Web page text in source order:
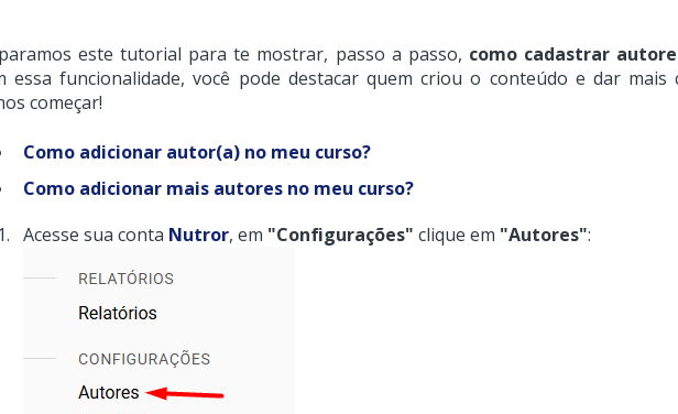
este tutorial para te mostrar, passo a passo, como cadastrar
essa funcionalidade, você pode destacar quem criou o conteúdo e dar mais
começar!
Como adicionar autor(a) no meu curso?
Como adicionar mais autores no meu curso?
Acesse sua conta Nutror, em "Configurações" clique em "Autores":